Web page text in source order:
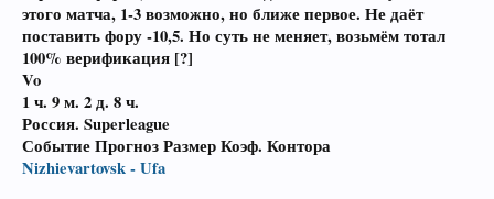
этого матча, 1-3 возможно, но ближе первое. Не даёт
поставить фору -10,5. Но суть не меняет, возьмём тотал
100% верификация [?]
Vo
1 ч. 9 м. 2 д. 8 ч.
Россия. Superleague
Событие Прогноз Размер Коэф. Контора
Nizhievartovsk - Ufa